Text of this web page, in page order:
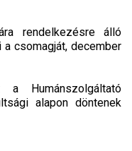
rendelkezésre álló
csomagját, december
Humánszolgáltató
alapon döntenek